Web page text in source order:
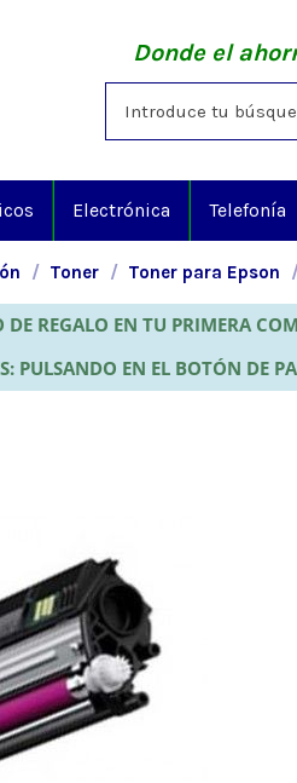
Donde el
Electrónica Telefonía
Toner Toner para Epson
DE REGALO EN TU PRIMERA
PULSANDO EN EL BOTÓN DE